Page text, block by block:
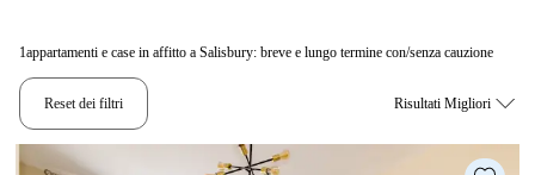
1appartamenti e case in affitto a Salisbury: breve e lungo termine con/senza cauzione
Reset dei filtri